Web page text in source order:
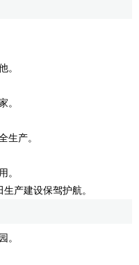
。
。
产。
。
产建设保驾护航。
。